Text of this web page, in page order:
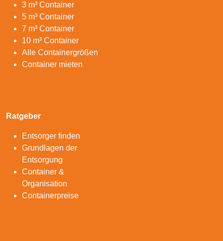
3 m³ Container
5 m³ Container
7 m³ Container
10 m³ Container
Alle Containergrößen
Container mieten
Ratgeber
Entsorger finden
Grundlagen der
Entsorgung
Container &
Organisation
Containerpreise